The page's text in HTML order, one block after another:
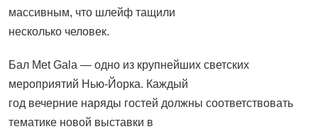
массивным, что шлейф тащили
несколько человек.
Бал Met Gala — одно из крупнейших светских
мероприятий Нью-Йорка. Каждый
год вечерние наряды гостей должны соответствовать
тематике новой выставки в